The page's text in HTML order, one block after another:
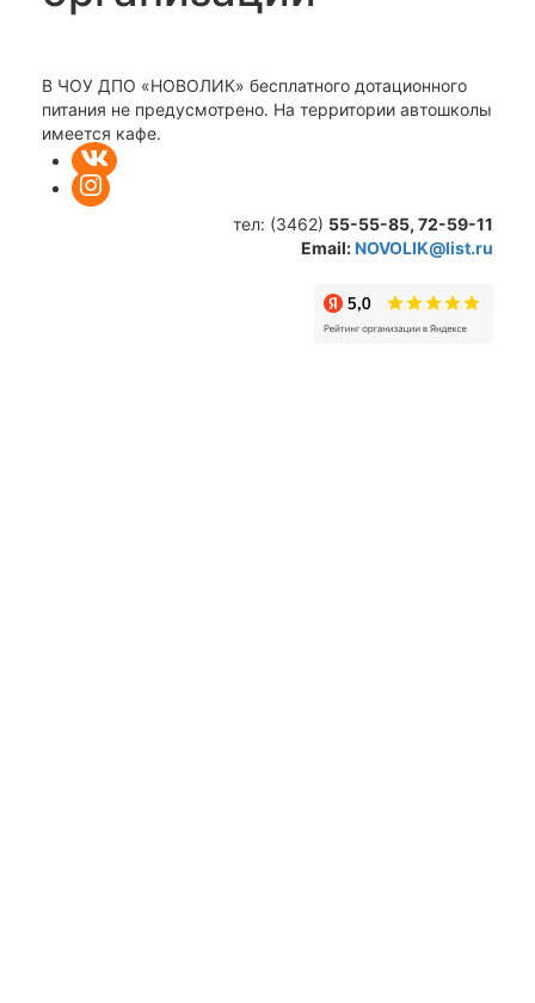
В ЧОУ ДПО «НОВОЛИК» бесплатного дотационного
питания не предусмотрено. На территории автошколы
имеется кафе.
тел: (3462) 55-55-85, 72-59-11
Email:NOVOLIK@list.ru